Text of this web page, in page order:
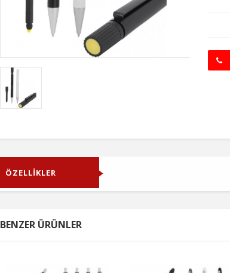
ÖZELLİKLER
BENZER ÜRÜNLER